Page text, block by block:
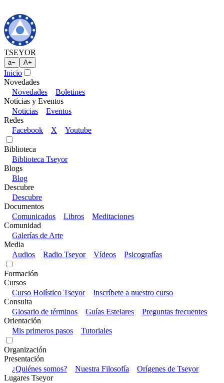
TSEYOR
a− A+
Inicio
Novedades
Novedades
Boletines
Noticias y Eventos
Noticias
Eventos
Redes
Facebook
X Youtube
Biblioteca
Biblioteca Tseyor
Blogs
Blog
Descubre
Descubre
Documentos
Comunicados
Libros
Meditaciones
Comunidad
Galerías de Arte
Media
Audios
Radio Tseyor Vídeos Psicografías
Formación
Cursos
Curso Holístico Tseyor
Inscríbete a nuestro curso
Consulta
Glosario de términos
Guías Estelares
Preguntas frecuentes
Orientación
Mis primeros pasos
Tutoriales
Organización
Presentación
¿Quiénes somos?
Nuestra Filosofía
Orígenes de Tseyor
Lugares Tseyor